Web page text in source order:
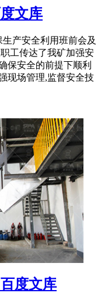
文库
产安全利用班前会及
工传达了我矿加强安
保安全的前提下顺利
现场管理,监督安全技
度文库